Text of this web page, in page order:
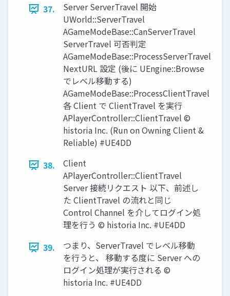
37.
Server ServerTravel 開始
UWorld::ServerTravel
AGameModeBase::CanServerTravel
ServerTravel 可否判定
AGameModeBase::ProcessServerTravel
NextURL 設定 (後に UEngine::Browse
でレベル移動する)
AGameModeBase::ProcessClientTravel
各 Client で ClientTravel を実行
APlayerController::ClientTravel ©
historia Inc. (Run on Owning Client &
Reliable) #UE4DD
38.
Client
APlayerController::ClientTravel
Server 接続リクエスト 以下、前述し
た ClientTravel の流れと同じ
Control Channel を介してログイン処
理を行う © historia Inc. #UE4DD
39.
つまり、ServerTravel でレベル移動
を行うと、 移動する度に Server への
ログイン処理が実行される ©
historia Inc. #UE4DD